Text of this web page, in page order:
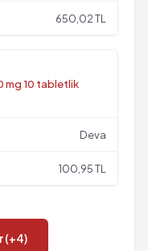
650,02 TL
mg 10 tabletlik
Deva
100,95 TL
(+4)